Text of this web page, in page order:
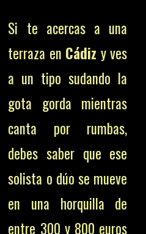
Si te acercas a una
terraza en Cádiz y ves
a un tipo sudando la
gota gorda mientras
canta por rumbas,
debes saber que ese
solista o dúo se mueve
en una horquilla de
entre 300 y 800 euros